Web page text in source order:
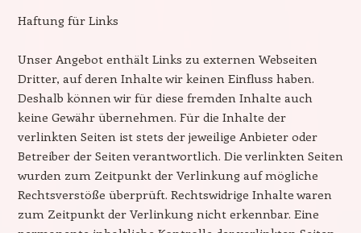
Haftung für Links
Unser Angebot enthält Links zu externen Webseiten
Dritter, auf deren Inhalte wir keinen Einfluss haben.
Deshalb können wir für diese fremden Inhalte auch
keine Gewähr übernehmen. Für die Inhalte der
verlinkten Seiten ist stets der jeweilige Anbieter oder
Betreiber der Seiten verantwortlich. Die verlinkten Seiten
wurden zum Zeitpunkt der Verlinkung auf mögliche
Rechtsverstöße überprüft. Rechtswidrige Inhalte waren
zum Zeitpunkt der Verlinkung nicht erkennbar. Eine